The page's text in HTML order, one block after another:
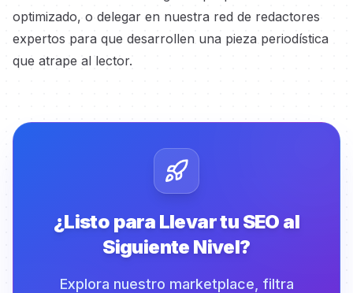
optimizado, o delegar en nuestra red de redactores
expertos para que desarrollen una pieza periodística
que atrape al lector.
¿Listo para Llevar tu SEO al
Siguiente Nivel?
Explora nuestro marketplace, filtra